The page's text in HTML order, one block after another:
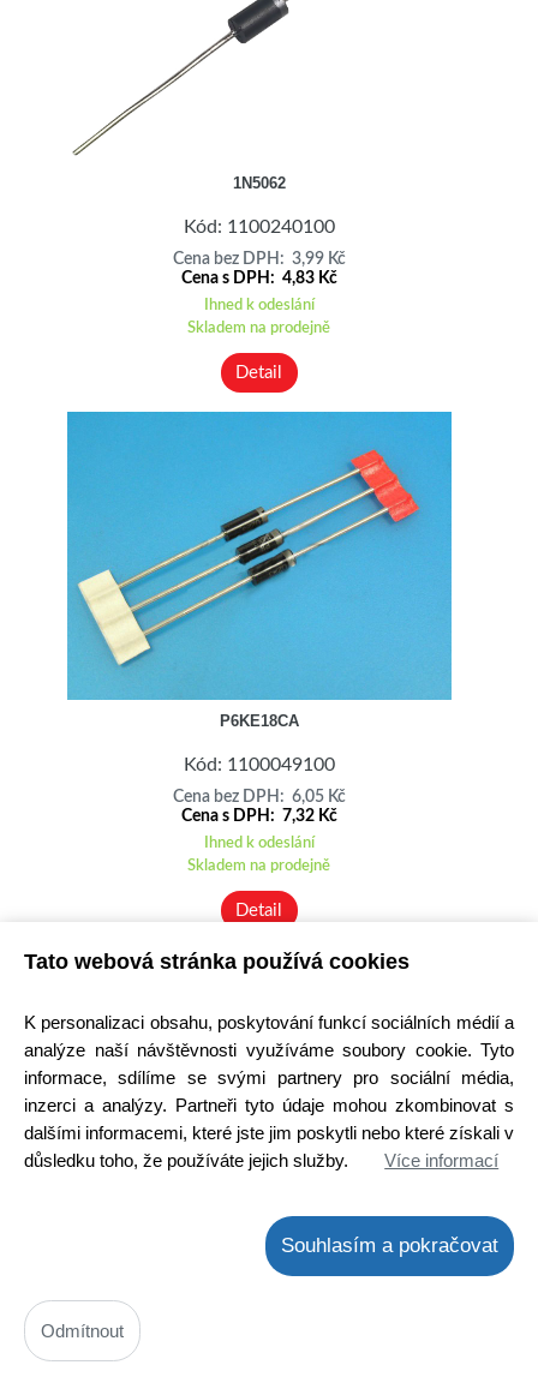
Tato webová stránka používá cookies
K personalizaci obsahu, poskytování funkcí sociálních médií a
analýze naší návštěvnosti využíváme soubory cookie. Tyto
informace, sdílíme se svými partnery pro sociální média,
inzerci a analýzy. Partneři tyto údaje mohou zkombinovat s
dalšími informacemi, které jste jim poskytli nebo které získali v
důsledku toho, že používáte jejich služby.
Více informací
Souhlasím a pokračovat
Odmítnout
1N5062
Kód: 1100240100
Cena bez DPH: 3,99 Kč
Cena s DPH: 4,83 Kč
Ihned k odeslání
Skladem na prodejně
Detail
P6KE18CA
Kód: 1100049100
Cena bez DPH: 6,05 Kč
Cena s DPH: 7,32 Kč
Ihned k odeslání
Skladem na prodejně
Detail
HER307